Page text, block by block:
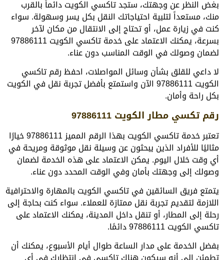
بغض النظر عن وجهتك، ستجد تاكسي الكويت دائماً بالقرب
منك، مستعداً لتلبية احتياجاتك النقل بكل يسر وسهولة. سواء
كنت في زيارة عمل، أو تحتاج إلى الانتقال من مكان لآخر
بسرعة، يمكنك الاعتماد على خدمة تاكسي الكويت 97886111
لضمان وصولك في الوقت المناسب دون عناء.
لا داعي للقلق بشأن وسائل المواصلات، احفظ رقم تاكسي
الكويت 97886111 الآن واستمتع بأفضل تجربة نقل في الكويت
بكل راحة وأمان.
رقم تكسي مطار الكويت 97886111
تعتبر خدمة تاكسي الكويت بهذا الرقم المميز 97886111 خيارًا
مثاليًا للأفراد الذين يبحثون عن وسيلة نقل موثوقة ومريحة في
أي وقت خلال اليوم. يمكن الاعتماد على هذه الخدمة لضمان
وصولك إلى وجهتك بأمان وفي الوقت المحدد دون عناء.
يتمتع فريق السائقين في تاكسي الكويت بالمهارة والاحترافية
اللازمة لتقديم تجربة نقل ممتازة للعملاء. سواء كنت بحاجة إلى
رحلة إلى المطار، أو تنقل داخل المدينة، يمكنك الاعتماد على
تاكسي الكويت 97886111 دائمًا.
بفضل الخدمة على مدار الساعة طوال أيام الأسبوع، يمكنك أن